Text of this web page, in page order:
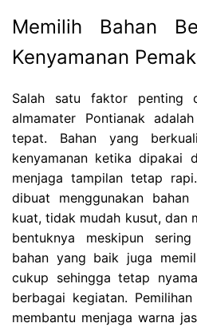
Memilih Bahan
Kenyamanan
Salah satu faktor penting
almamater Pontianak
tepat. Bahan yang
kenyamanan ketika dipakai
menjaga tampilan tetap
dibuat menggunakan
kuat, tidak mudah kusut, dan
bentuknya meskipun
bahan yang baik juga
cukup sehingga tetap
berbagai kegiatan.
membantu menjaga warna